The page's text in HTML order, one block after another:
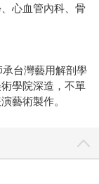
心血管內科、骨
台灣藝用解剖學
學院深造，不單
藝術製作。